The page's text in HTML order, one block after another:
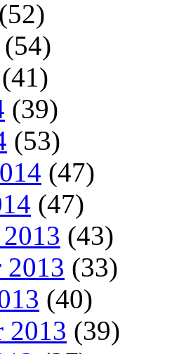
(52)
(54)
(41)
(39)
(53)
(47)
(47)
(43)
2013 (33)
(40)
2013 (39)